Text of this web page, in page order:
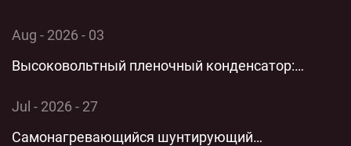
Aug - 2026 - 03
Высоковольтный пленочный конденсатор:
Jul - 2026 - 27
Самонагревающийся шунтирующий